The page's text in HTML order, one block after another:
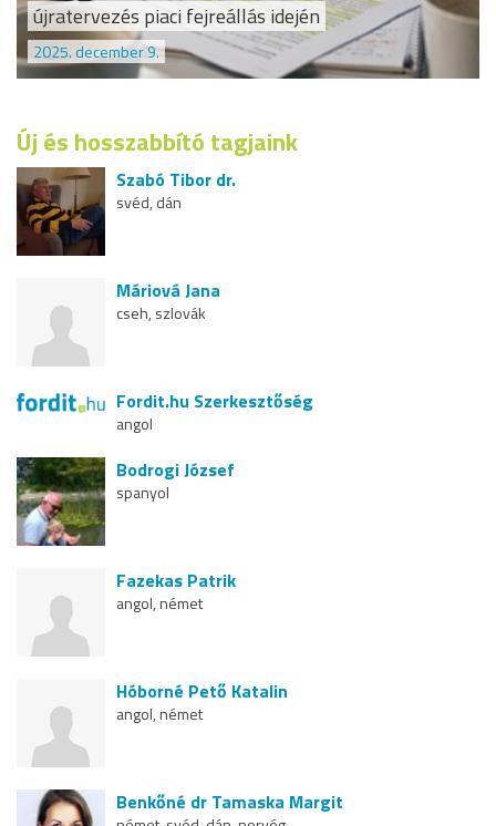
újratervezés piaci fejreállás idején
2025. december 9.
Új és hosszabbító tagjaink
Szabó Tibor dr.
svéd, dán
Máriová Jana
cseh, szlovák
Fordit.hu Szerkesztőség
angol
Bodrogi József
spanyol
Fazekas Patrik
angol, német
Hóborné Pető Katalin
angol, német
Benkőné dr Tamaska Margit